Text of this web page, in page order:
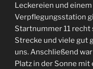
Leckereien und
Verpflegungsstation
Startnummer 11 recht
Strecke und viele gut
uns. Anschließend
Platz in der Sonne